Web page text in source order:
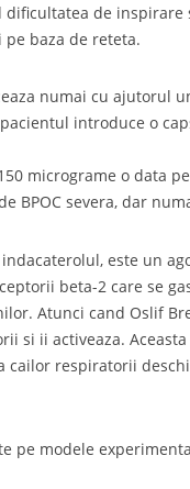
de inspirare
baza de reteta.
numai cu ajutorul
introduce o
micrograme o data
BPOC severa, dar
este un
beta-2 care se
Atunci cand Oslif
si ii activeaza.
respiratorii
pe modele